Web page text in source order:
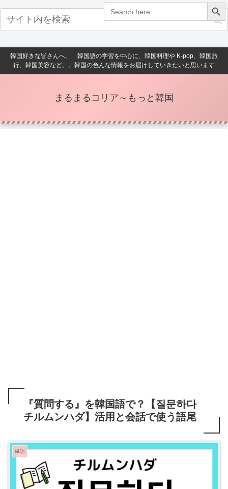
Search
for:
Search Button
韓国好きな皆さんへ。 韓国語の学習を中心に、韓国料理や K-pop、韓国旅
行、韓国美容など。。韓国の色んな情報をお届けしていきたいと思います
まるまるコリア～もっと韓国
『質問する』を韓国語で？【질문하다
チルムンハダ】活用と会話で使う語尾
単語